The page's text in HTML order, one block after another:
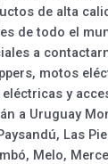
de alta
de todo el
a
motos
y
a Uruguay
Las
Melo,